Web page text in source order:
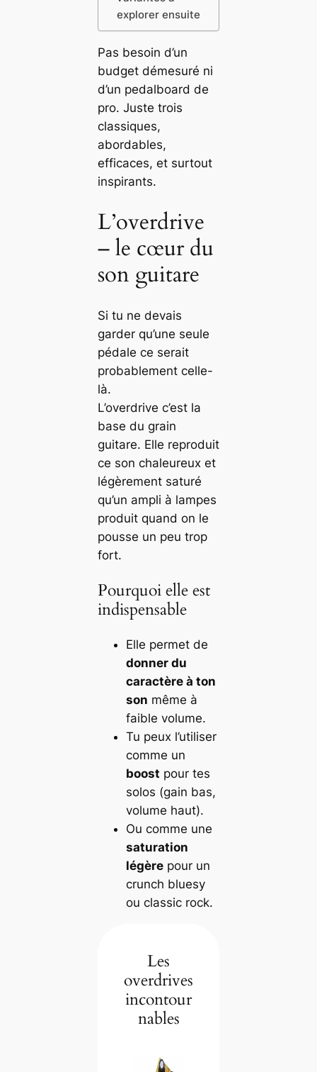
explorer ensuite
Pas besoin d’un
budget démesuré ni
d’un pedalboard de
pro. Juste trois
classiques,
abordables,
efficaces, et surtout
inspirants.
L’overdrive
– le cœur du
son guitare
Si tu ne devais
garder qu’une seule
pédale ce serait
probablement celle-
là.
L’overdrive c’est la
base du grain
guitare. Elle reproduit
ce son chaleureux et
légèrement saturé
qu’un ampli à lampes
produit quand on le
pousse un peu trop
fort.
Pourquoi elle est
indispensable
Elle permet de
donner du
caractère à ton
son même à
faible volume.
Tu peux l’utiliser
comme un
boost pour tes
solos (gain bas,
volume haut).
Ou comme une
saturation
légèrepour un
crunch bluesy
ou classic rock.
Les
overdrives
incontour
nables